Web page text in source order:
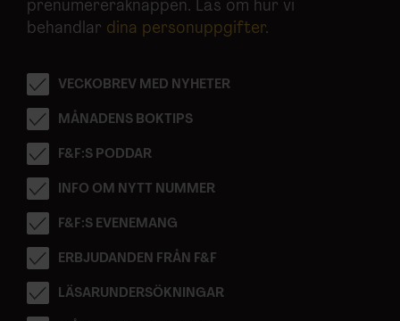
prenumereraknappen. Läs om hur vi
behandlar dina personuppgifter.
VECKOBREV MED NYHETER
MÅNADENS BOKTIPS
F&F:S PODDAR
INFO OM NYTT NUMMER
F&F:S EVENEMANG
ERBJUDANDEN FRÅN F&F
LÄSARUNDERSÖKNINGAR